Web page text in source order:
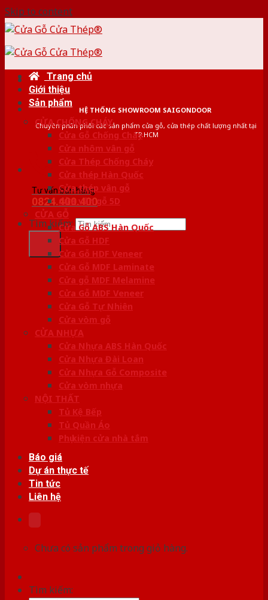
Skip to content
HỆ THỐNG SHOWROOM SAIGONDOOR
Chuyên phân phối các sản phẩm cửa gỗ, cửa thép chất lượng nhất tại
TP.HCM
Tư vấn bán hàng
0824.400.400
Tìm kiếm:
Trang chủ
Giới thiệu
Sản phẩm
CỬA CHỐNG CHÁY
Cửa Gỗ Chống Cháy
Cửa nhôm vân gỗ
Cửa Thép Chống Cháy
Cửa thép Hàn Quốc
Cửa thép vân gỗ
Cửa vân gỗ 5D
CỬA GỖ
Cửa Gỗ ABS Hàn Quốc
Cửa Gỗ HDF
Cửa Gỗ HDF Veneer
Cửa Gỗ MDF Laminate
Cửa gỗ MDF Melamine
Cửa Gỗ MDF Veneer
Cửa Gỗ Tự Nhiên
Cửa vòm gỗ
CỬA NHỰA
Cửa Nhựa ABS Hàn Quốc
Cửa Nhựa Đài Loan
Cửa Nhựa Gỗ Composite
Cửa vòm nhựa
NỘI THẤT
Tủ Kệ Bếp
Tủ Quần Áo
Phụ kiện cửa nhà tắm
Báo giá
Dự án thực tế
Tin tức
Liên hệ
Chưa có sản phẩm trong giỏ hàng.
Tìm kiếm: